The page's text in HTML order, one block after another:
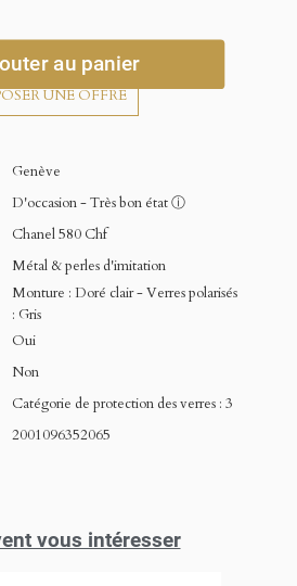
au panier
UNE OFFRE
Genève
D'occasion - Très bon étatⓘ
Chanel 580 Chf
Métal & perles d'imitation
Monture : Doré clair - Verres polarisés
: Gris
Oui
Non
Catégorie de protection des verres : 3
2001096352065
vous intéresser